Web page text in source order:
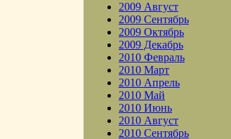
2009 Август
2009 Сентябрь
2009 Октябрь
2009 Декабрь
2010 Февраль
2010 Март
2010 Апрель
2010 Май
2010 Июнь
2010 Август
2010 Сентябрь